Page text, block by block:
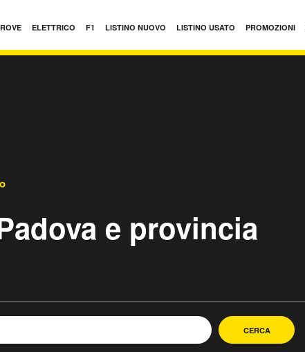
ELETTRICO F1 LISTINO NUOVO LISTINO USATO PROMOZIONI
e provincia
CERCA